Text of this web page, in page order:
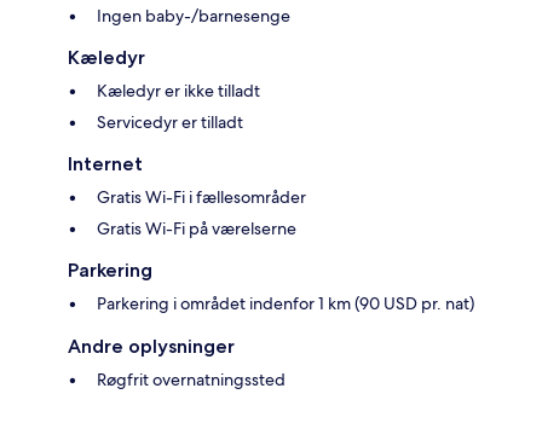
Ingen baby-/barnesenge
Kæledyr
Kæledyr er ikke tilladt
Servicedyr er tilladt
Internet
Gratis Wi-Fi i fællesområder
Gratis Wi-Fi på værelserne
Parkering
Parkering i området indenfor 1 km (90 USD pr. nat)
Andre oplysninger
Røgfrit overnatningssted